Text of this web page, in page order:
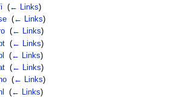
(← Links)
(← Links)
(← Links)
(← Links)
(← Links)
(← Links)
(← Links)
(← Links)